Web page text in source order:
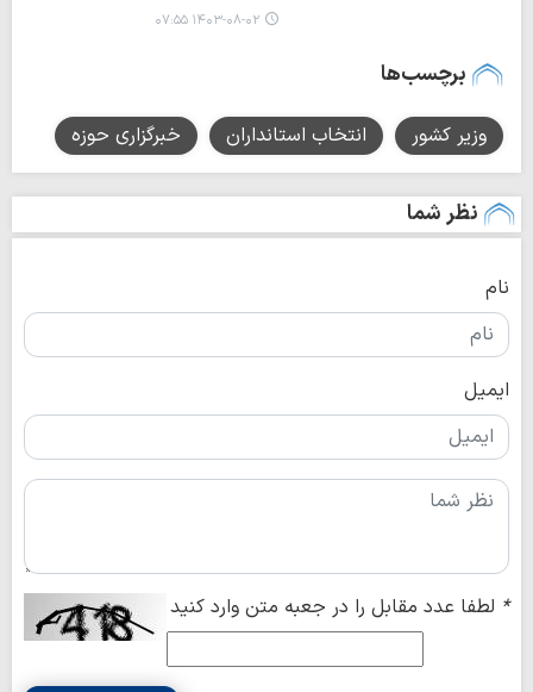
۱۴۰۳-۰۸-۰۲ ۰۷:۵۵
برچسب‌ها
وزیر کشور انتخاب استانداران خبرگزاری حوزه
نظر شما
نام
ایمیل
* لطفا عدد مقابل را در جعبه متن وارد کنید